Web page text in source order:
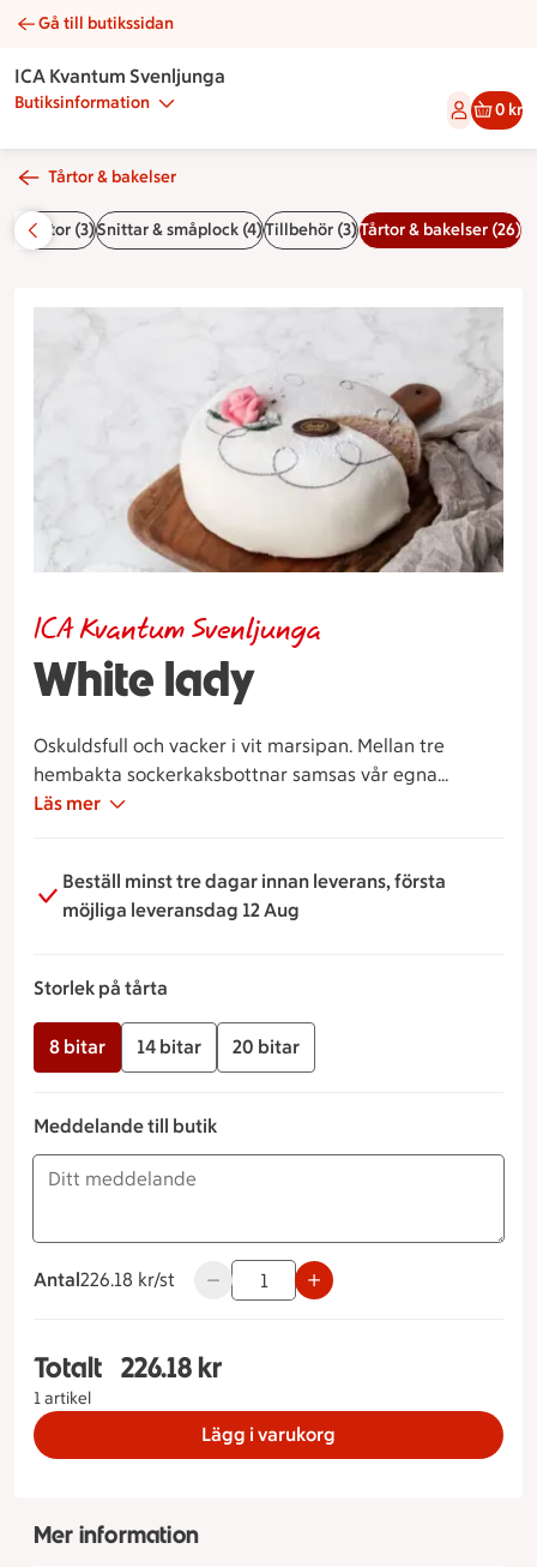
White lady | Catering ICA Kvantum Svenljunga
Gå till butikssidan
ICA Kvantum Svenljunga
Butiksinformation 0 kr
Tårtor & bakelser
(3)Snittar & småplock (4)Tillbehör (3)Tårtor & bakelser (26)
White lady
ICA Kvantum Svenljunga
Oskuldsfull och vacker i vit marsipan. Mellan tre
hembakta sockerkaksbottnar samsas vår egna
vaniljkräm och fluffig grädde och rikligt med hallon.
Läs mer
Beställ minst tre dagar innan leverans, första
möjliga leveransdag 12 Aug
Storlek på tårta
8 bitar 14 bitar 20 bitar
Meddelande till butik
Antal
226.18 kronor styck
226.18 kr/st Använd knapparna för att minska
Totalt
1 artikel
Totalt 1 stycken White Lady Storlek på tårta 8
226.18 kr
Lägg i varukorg
Mer information